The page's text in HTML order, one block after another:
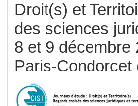
Droit(s) et
des sciences
8 et 9 décembre
Paris-Condorcet